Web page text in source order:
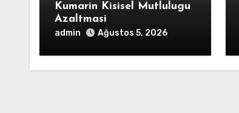
Kumarin Kisisel Mutlulugu
Azaltmasi
admin Ağustos 5, 2026